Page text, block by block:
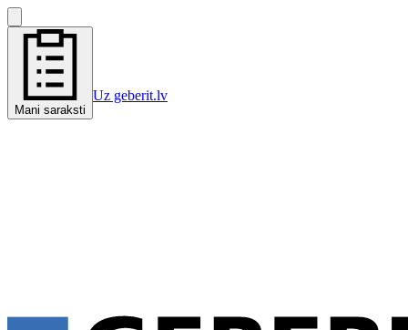
Mani saraksti
Uz geberit.lv